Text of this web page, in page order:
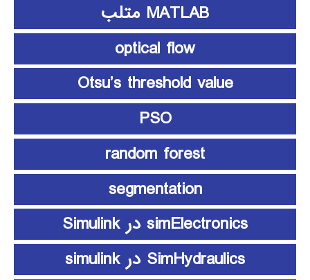
MATLAB متلب
optical flow
Otsu’s threshold value
PSO
random forest
segmentation
simElectronics در Simulink
SimHydraulics در simulink